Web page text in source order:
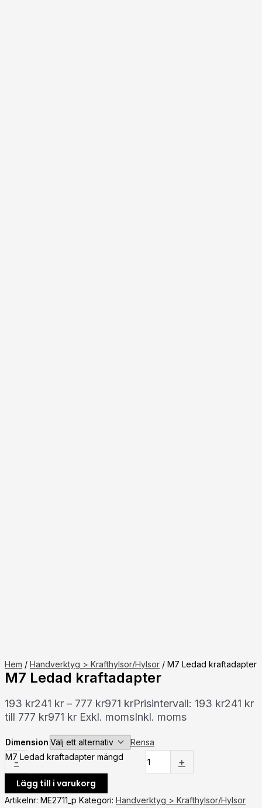
Hem / Handverktyg > Krafthylsor/Hylsor / M7 Ledad kraftadapter
M7 Ledad kraftadapter
193 kr241 kr – 777 kr971 krPrisintervall: 193 kr241 kr
till 777 kr971 kr Exkl. momsInkl. moms
Dimension Rensa
-
M7 Ledad kraftadapter mängd +
Lägg till i varukorg
Artikelnr: ME2711_p Kategori: Handverktyg > Krafthylsor/Hylsor